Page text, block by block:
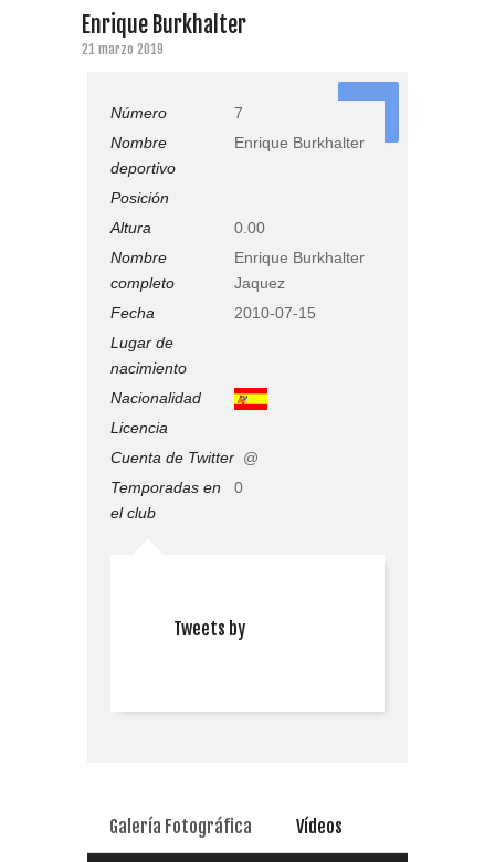
Enrique Burkhalter
21 marzo 2019
Número
7
Nombre
deportivo
Enrique Burkhalter
Posición
Altura
0.00
Nombre
completo
Enrique Burkhalter
Jaquez
Fecha
2010-07-15
Lugar de
nacimiento
Nacionalidad
Licencia
Cuenta de Twitter @
Temporadas en
el club
0
Tweets by
Galería Fotográfica Vídeos